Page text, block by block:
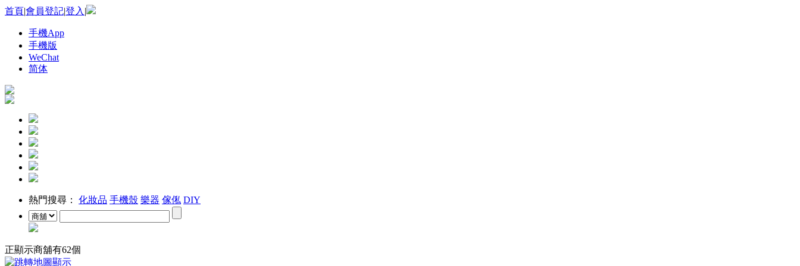
首頁|會員登記|登入 |
手機App
手機版
WeChat
简体
熱門搜尋： 化妝品 手機殼 樂器 傢俬 DIY
正顯示商舖有62個